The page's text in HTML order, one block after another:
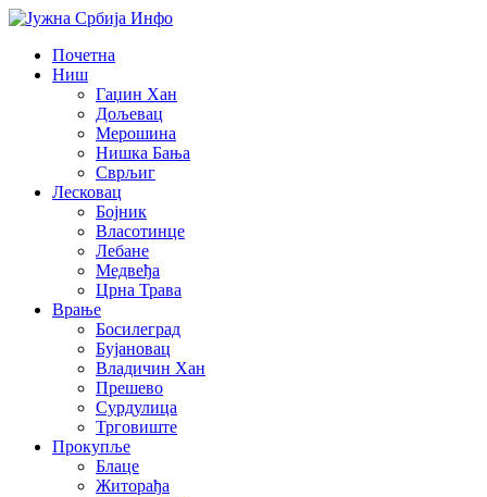
Почетна
Ниш
Гаџин Хан
Дољевац
Мерошина
Нишка Бања
Сврљиг
Лесковац
Бојник
Власотинце
Лебане
Медвеђа
Црна Трава
Врање
Босилеград
Бујановац
Владичин Хан
Прешево
Сурдулица
Трговиште
Прокупље
Блаце
Житорађа